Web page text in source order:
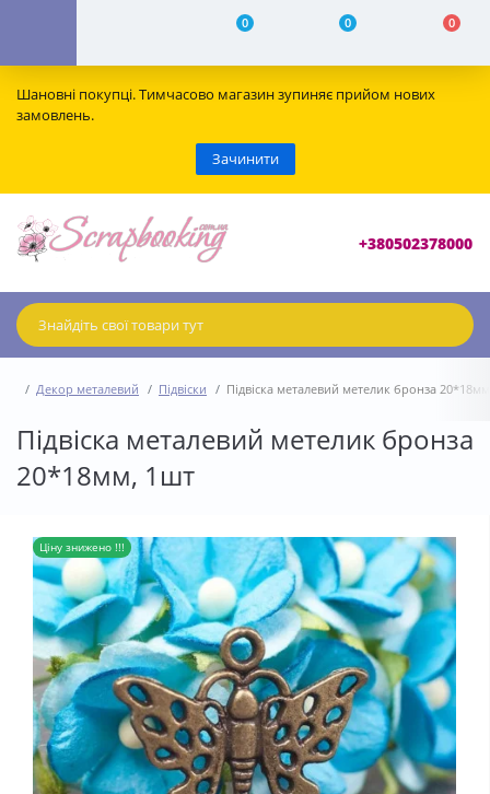
0 0 0
Шановні покупці. Тимчасово магазин зупиняє прийом нових
замовлень.
Зачинити
+380502378000
Декор металевий Підвіски Підвіска металевий метелик бронза
Підвіска металевий метелик бронза
20*18мм, 1шт
Ціну знижено !!!